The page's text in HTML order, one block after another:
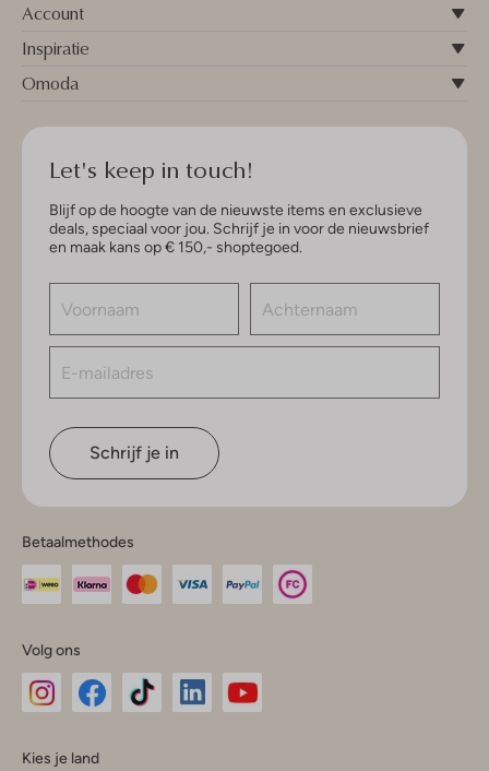
Account
Inspiratie
Omoda
Let's keep in touch!
Blijf op de hoogte van de nieuwste items en exclusieve
deals, speciaal voor jou. Schrijf je in voor de nieuwsbrief
en maak kans op € 150,- shoptegoed.
Schrijf je in
Betaalmethodes
Volg ons
Kies je land